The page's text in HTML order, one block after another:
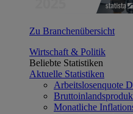
Zu Branchenübersicht
Wirtschaft & Politik
Beliebte Statistiken
Aktuelle Statistiken
Arbeitslosenquote
Monatliche